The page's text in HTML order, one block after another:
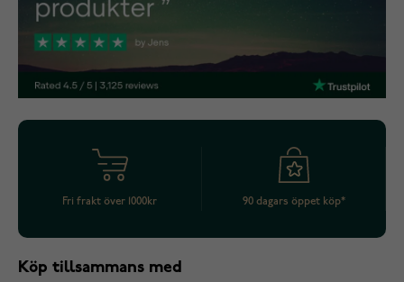
Fri frakt över 1000kr 90 dagars öppet köp*
Köp tillsammans med